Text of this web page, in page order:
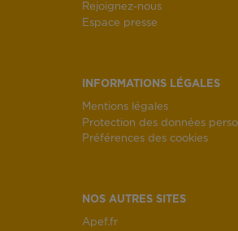
Rejoignez-nous
Espace presse
INFORMATIONS LÉGALES
Mentions légales
Protection des données
Préférences des cookies
NOS AUTRES SITES
Apef.fr